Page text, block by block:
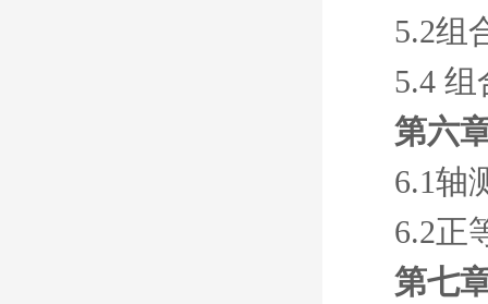
5.2组
5.4
第六
6.1轴
6.2正
第七